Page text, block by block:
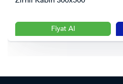
Fiyat Al